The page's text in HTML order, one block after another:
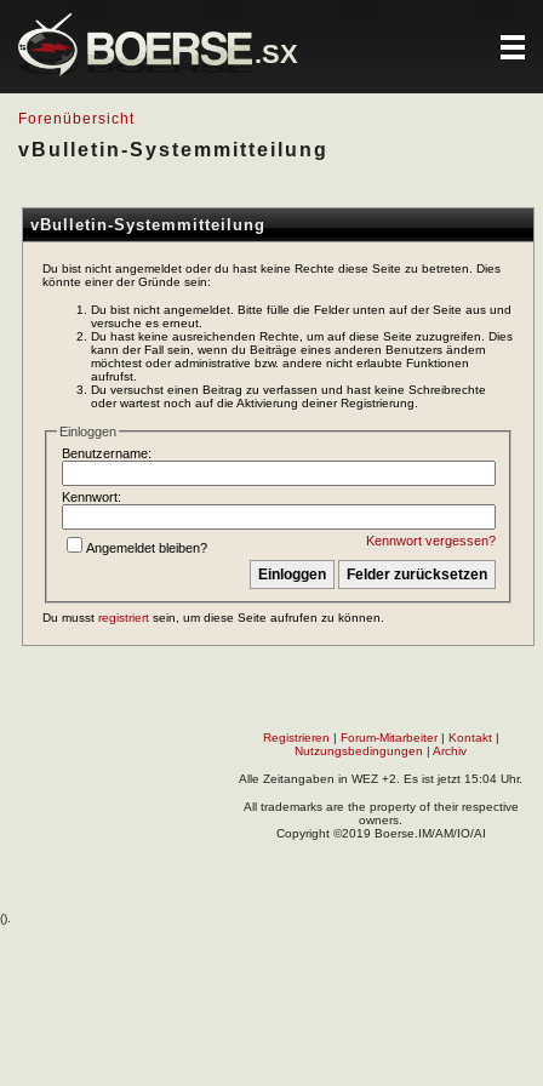
.SX
Forenübersicht
vBulletin-Systemmitteilung
vBulletin-Systemmitteilung
Du bist nicht angemeldet oder du hast keine Rechte diese Seite zu betreten. Dies
könnte einer der Gründe sein:
Du bist nicht angemeldet. Bitte fülle die Felder unten auf der Seite aus und
versuche es erneut.
Du hast keine ausreichenden Rechte, um auf diese Seite zuzugreifen. Dies
kann der Fall sein, wenn du Beiträge eines anderen Benutzers ändern
möchtest oder administrative bzw. andere nicht erlaubte Funktionen
aufrufst.
Du versuchst einen Beitrag zu verfassen und hast keine Schreibrechte
oder wartest noch auf die Aktivierung deiner Registrierung.
Einloggen
Benutzername:
Kennwort:
Kennwort vergessen?
Angemeldet bleiben?
Du musst registriert sein, um diese Seite aufrufen zu können.
Registrieren | Forum-Mitarbeiter| Kontakt|
Nutzungsbedingungen | Archiv
Alle Zeitangaben in WEZ +2. Es ist jetzt 15:04 Uhr.
All trademarks are the property of their respective
owners.
Copyright ©2019 Boerse.IM/AM/IO/AI
().